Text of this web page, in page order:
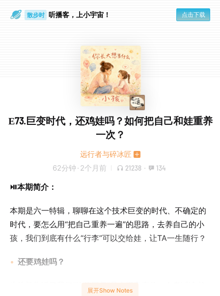
散步时 听播客，上小宇宙！ 点击下载
E73.巨变时代，还鸡娃吗？如何把自己和娃重养
一次？
远行者与碎冰匠
62分钟 · 2个月前 21238 · 134
⏯️本期简介：
本期是六一特辑，聊聊在这个技术巨变的时代、不确定的
时代，要怎么用“把自己重养一遍”的思路，去养自己的小
孩，我们到底有什么“行李”可以交给娃，让TA一生随行？
还要鸡娃吗？
生物学告诉了我们“均值回归”是大概率事件，会考试读书
展开Show Notes